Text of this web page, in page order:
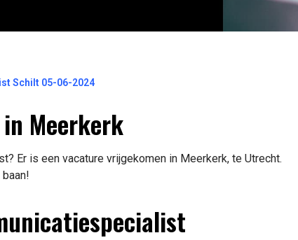
Schilt 05-06-2024
Meerkerk
Er is een vacature vrijgekomen in Meerkerk, te Utrecht.